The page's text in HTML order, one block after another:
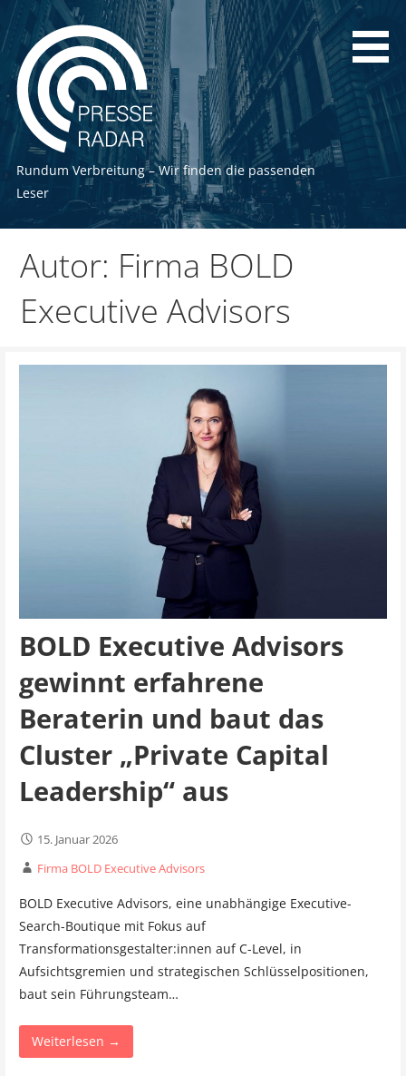
Zum
Inhalt
springen
Rundum Verbreitung – Wir finden die passenden
Leser
Autor: Firma BOLD
Executive Advisors
BOLD Executive Advisors
gewinnt erfahrene
Beraterin und baut das
Cluster „Private Capital
Leadership“ aus
15. Januar 2026
Firma BOLD Executive Advisors
BOLD Executive Advisors, eine unabhängige Executive-
Search-Boutique mit Fokus auf
Transformationsgestalter:innen auf C-Level, in
Aufsichtsgremien und strategischen Schlüsselpositionen,
baut sein Führungsteam…
Weiterlesen →